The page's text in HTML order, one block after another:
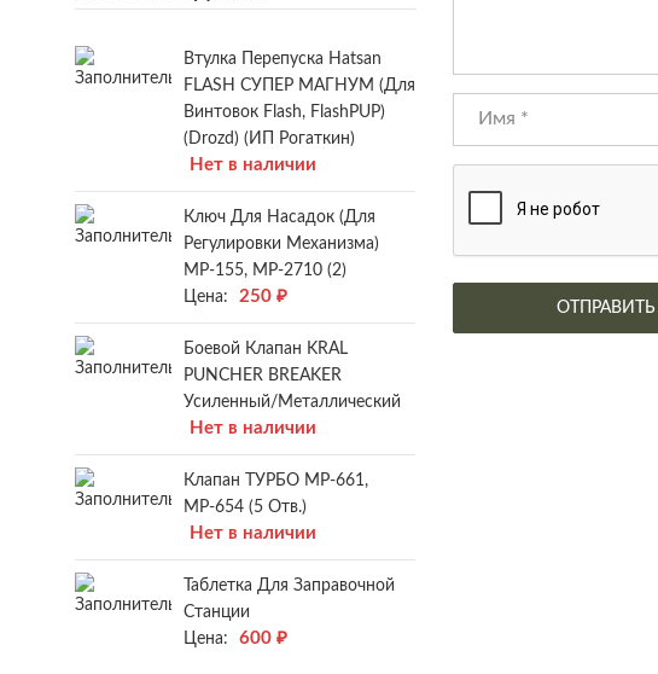
Втулка Перепуска Hatsan
FLASH СУПЕР МАГНУМ (для
Винтовок Flash, FlashPUP)
(Drozd) (ИП Рогаткин)
Нет в наличии
Ключ Для Насадок (для
Регулировки Механизма)
МР-155, МР-2710 (2)
Цена:
250 ₽
Боевой Клапан KRAL
PUNCHER BREAKER
Усиленный/металлический
Нет в наличии
Клапан ТУРБО МР-661,
МР-654 (5 Отв.)
Нет в наличии
Таблетка Для Заправочной
Станции
Цена:
600 ₽